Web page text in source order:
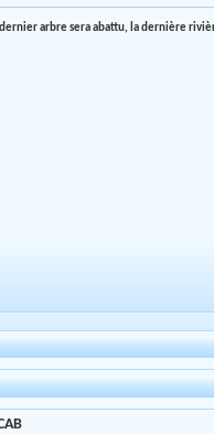
arbre sera abattu, la dernière